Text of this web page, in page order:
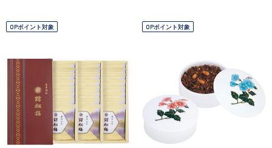
OPポイント対象 OPポイント対象